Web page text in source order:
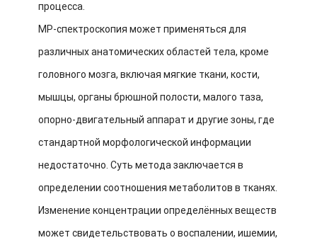
процесса.
МР-спектроскопия может применяться для
различных анатомических областей тела, кроме
головного мозга, включая мягкие ткани, кости,
мышцы, органы брюшной полости, малого таза,
опорно-двигательный аппарат и другие зоны, где
стандартной морфологической информации
недостаточно. Суть метода заключается в
определении соотношения метаболитов в тканях.
Изменение концентрации определённых веществ
может свидетельствовать о воспалении, ишемии,